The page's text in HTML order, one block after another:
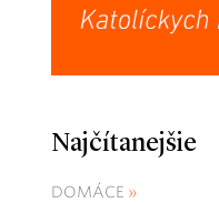
Najčítanejšie
DOMÁCE